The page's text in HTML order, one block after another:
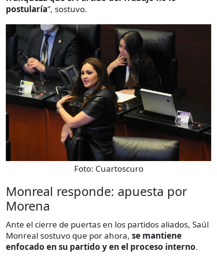
postularía”, sostuvo.
Foto: Cuartoscuro
Monreal responde: apuesta por
Morena
Ante el cierre de puertas en los partidos aliados, Saúl
Monreal sostuvo que por ahora, se mantiene
enfocado en su partido y en el proceso interno.